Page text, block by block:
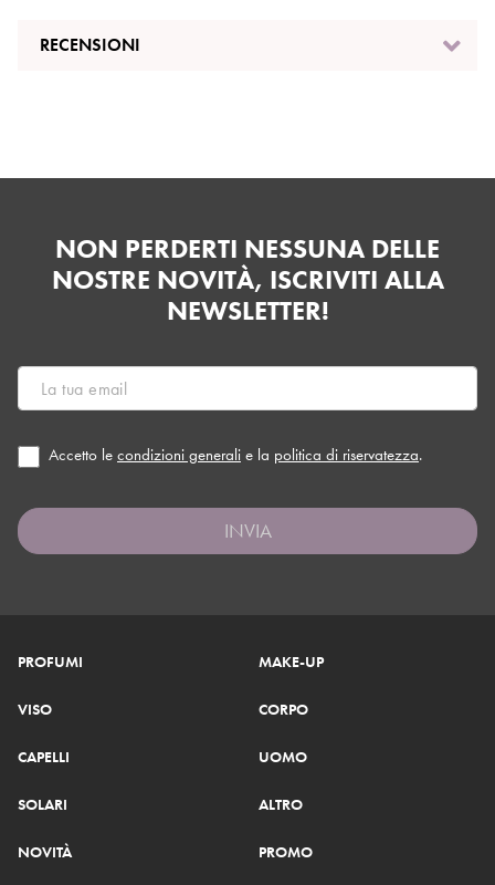
RECENSIONI
NON PERDERTI NESSUNA DELLE
NOSTRE NOVITÀ, ISCRIVITI ALLA
NEWSLETTER!
Accetto le condizioni generali e la politica di riservatezza.
INVIA
PROFUMI MAKE-UP
VISO CORPO
CAPELLI UOMO
SOLARI ALTRO
NOVITÀ PROMO